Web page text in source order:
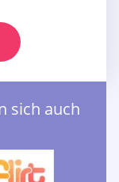
sich auch